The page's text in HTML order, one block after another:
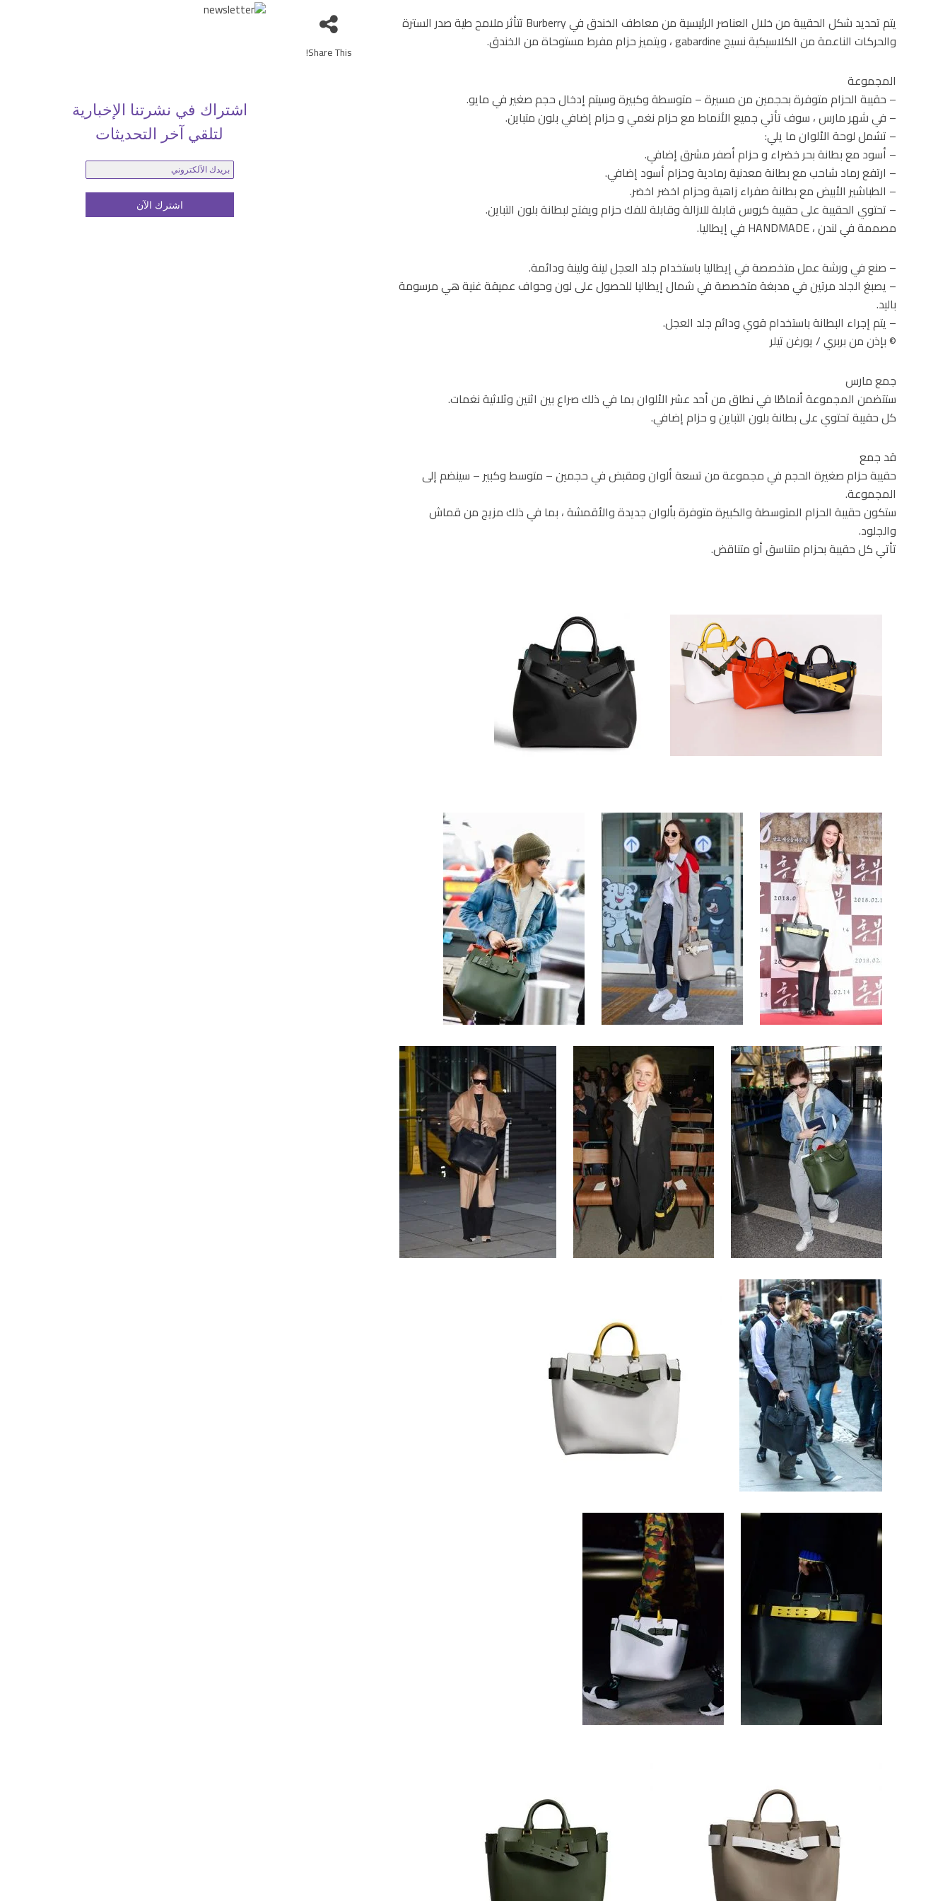
اشتراك في نشرتنا الإخبارية
لتلقي آخر التحديثات
Share This!
يتم تحديد شكل الحقيبة من خلال العناصر الرئيسية من معاطف الخندق في Burberry تتأثر ملامح طية صدر السترة
والحركات الناعمة من الكلاسيكية نسيج gabardine ، ويتميز حزام مفرط مستوحاة من الخندق.
المجموعة
– حقيبة الحزام متوفرة بحجمين من مسيرة – متوسطة وكبيرة وسيتم إدخال حجم صغير في مايو.
– في شهر مارس ، سوف تأتي جميع الأنماط مع حزام نغمي و حزام إضافي بلون متباين.
– تشمل لوحة الألوان ما يلي:
– أسود مع بطانة بحر خضراء و حزام أصفر مشرق إضافي.
– ارتفع رماد شاحب مع بطانة معدنية رمادية وحزام أسود إضافي.
– الطباشير الأبيض مع بطانة صفراء زاهية وحزام اخضر اخضر.
– تحتوي الحقيبة على حقيبة كروس قابلة للازالة وقابلة للفك حزام ويفتح لبطانة بلون التباين.
مصممة في لندن ، HANDMADE في إيطاليا.
– صنع في ورشة عمل متخصصة في إيطاليا باستخدام جلد العجل لينة ولينة ودائمة.
– يصبغ الجلد مرتين في مدبغة متخصصة في شمال إيطاليا للحصول على لون وحواف عميقة غنية هي مرسومة
باليد.
– يتم إجراء البطانة باستخدام قوي ودائم جلد العجل.
© بإذن من بربري / يورغن تيلر
جمع مارس
ستتضمن المجموعة أنماطًا في نطاق من أحد عشر الألوان بما في ذلك صراع بين اثنين وثلاثية نغمات.
كل حقيبة تحتوي على بطانة بلون التباين و حزام إضافي.
قد جمع
حقيبة حزام صغيرة الحجم في مجموعة من تسعة ألوان ومقبض في حجمين – متوسط وكبير – سينضم إلى
المجموعة.
ستكون حقيبة الحزام المتوسطة والكبيرة متوفرة بألوان جديدة والأقمشة ، بما في ذلك مزيج من قماش
والجلود.
تأتي كل حقيبة بحزام متناسق أو متناقض.